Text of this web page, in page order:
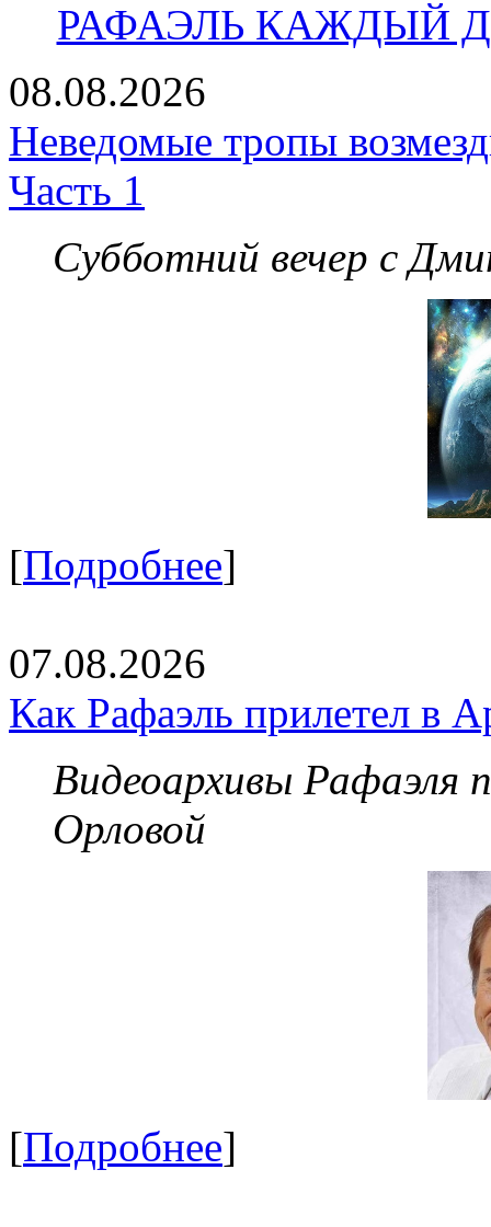
РАФАЭЛЬ КАЖДЫЙ
08.08.2026
Неведомые тропы
Часть 1
Субботний вечер с
[Подробнее]
07.08.2026
Как Рафаэль прилетел в
Видеоархивы Рафаэля
Орловой
[Подробнее]